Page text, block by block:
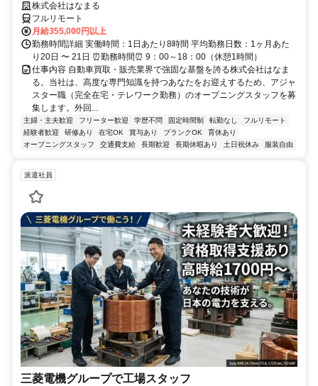
株式会社はなまる
フルリモート
月給355,000円以上
勤務時間詳細 実働時間：1日あたり8時間 平均勤務日数：1ヶ月あた
り20日 〜 21日 ⏰勤務時間⏰ 9：00～18：00（休憩1時間）
仕事内容 自動車買取・販売業界で強固な基盤を誇る株式会社はなま
る。当社は、高度な専門知識を持つあなたをお迎えするため、アジャ
スター職（完全在宅・テレワーク勤務）のオープニングスタッフを募
集します。外回...
主婦・主夫歓迎 フリーター歓迎 学歴不問 固定時間制 転勤なし
フルリモート
経験者歓迎
研修あり 在宅OK 賞与あり ブランクOK
育休あり
オープニングスタッフ
交通費支給 長期歓迎 長期休暇あり 土日祝休み 服装自由
派遣社員
三菱電機グループで工場スタッフ